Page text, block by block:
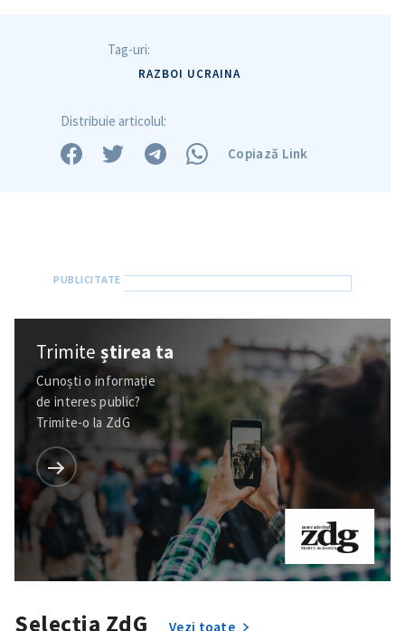
Trimite o informație
Despre ZdG
in English
на русском
Tag-uri:
RAZBOI UCRAINA
Distribuie articolul:
Copiază Link
Trimiteștirea ta
Cunoști o informație
de interes public?
Trimite-o la ZdG
Selecția ZdG Vezi toate